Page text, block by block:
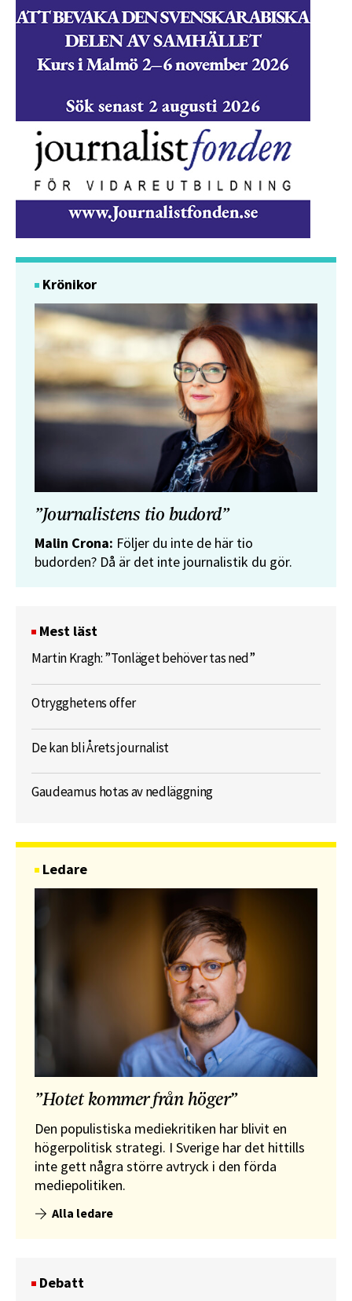
Krönikor
”Journalistens tio budord”
Malin Crona: Följer du inte de här tio
budorden? Då är det inte journalistik du gör.
Mest läst
Martin Kragh: ”Tonläget behöver tas ned”
Otrygghetens offer
De kan bli Årets journalist
Gaudeamus hotas av nedläggning
Ledare
”Hotet kommer från höger”
Den populistiska mediekritiken har blivit en
högerpolitisk strategi. I Sverige har det hittills
inte gett några större avtryck i den förda
mediepolitiken.
Alla ledare
Debatt